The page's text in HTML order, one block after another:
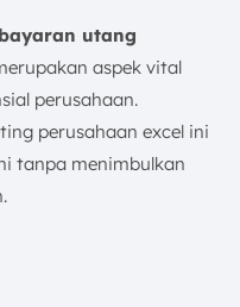
utang
aspek vital
perusahaan.
perusahaan excel ini
tanpa menimbulkan